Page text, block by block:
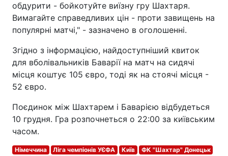
обдурити - бойкотуйте виїзну гру Шахтаря.
Вимагайте справедливих цін - проти завищень на
популярні матчі," - зазначено в оголошенні.
Згідно з інформацією, найдоступніший квиток
для вболівальників Баварії на матч на сидячі
місця коштує 105 євро, тоді як на стоячі місця -
52 євро.
Поєдинок між Шахтарем і Баварією відбудеться
10 грудня. Гра розпочнеться о 22:00 за київським
часом.
Німеччина Ліга чемпіонів УЄФА Київ
ФК "Шахтар" Донецьк